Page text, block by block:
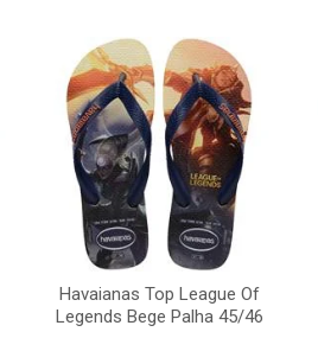
Havaianas Top League Of
Legends Bege Palha 45/46